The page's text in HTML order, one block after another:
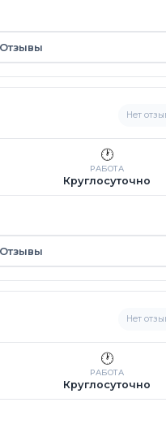
Отзывы
Нет
🕐
РАБОТА
Круглосуточно
Отзывы
Нет
🕐
РАБОТА
Круглосуточно